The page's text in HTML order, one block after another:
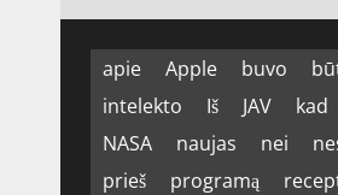
apie Apple buvo
intelekto
Iš JAV kad
NASA
naujas nei
prieš
programą